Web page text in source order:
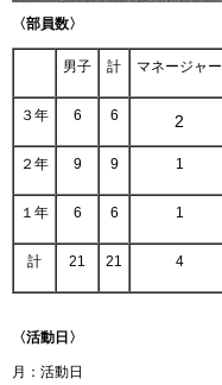
〈部員数〉
男子 計 マネージャー
３年 6 6 2
２年 9 9 1
１年 6 6 1
計 21 21 4
〈活動日〉
月：活動日